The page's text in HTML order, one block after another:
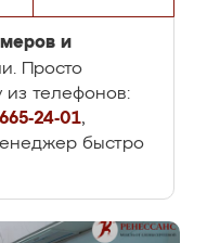
и
Просто
из телефонов:
24-01,
быстро